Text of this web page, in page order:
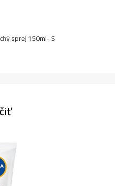
sprej 150ml- S